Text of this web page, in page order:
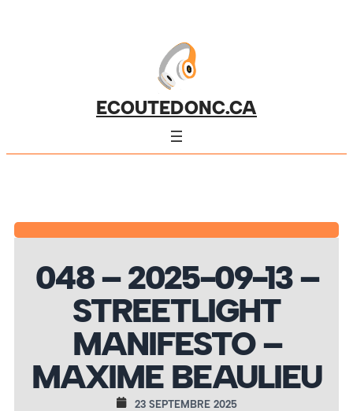
ECOUTEDONC.CA
048 – 2025-09-13 –
STREETLIGHT
MANIFESTO –
MAXIME BEAULIEU
23 SEPTEMBRE 2025